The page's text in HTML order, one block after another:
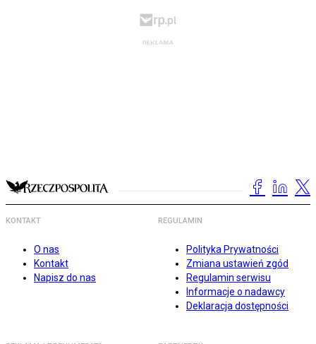
KONTAKT
O nas
Kontakt
Napisz do nas
REGULAMIN
Polityka Prywatności
Zmiana ustawień zgód
Regulamin serwisu
Informacje o nadawcy
Deklaracja dostępności